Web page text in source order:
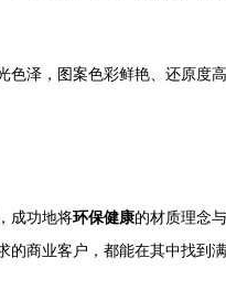
泽，图案色彩鲜艳、还原度
成功地将环保健康的材质理念与
商业客户，都能在其中找到